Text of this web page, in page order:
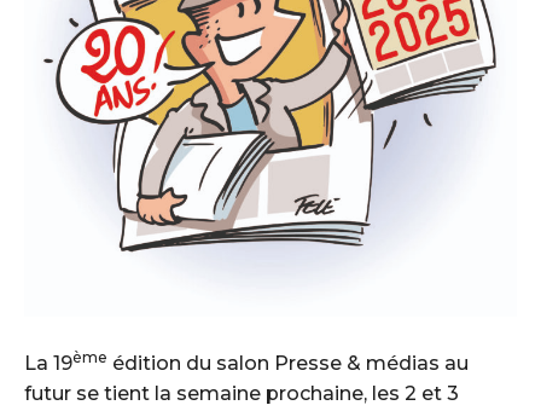
La 19ème édition du salon Presse & médias au
futur se tient la semaine prochaine, les 2 et 3